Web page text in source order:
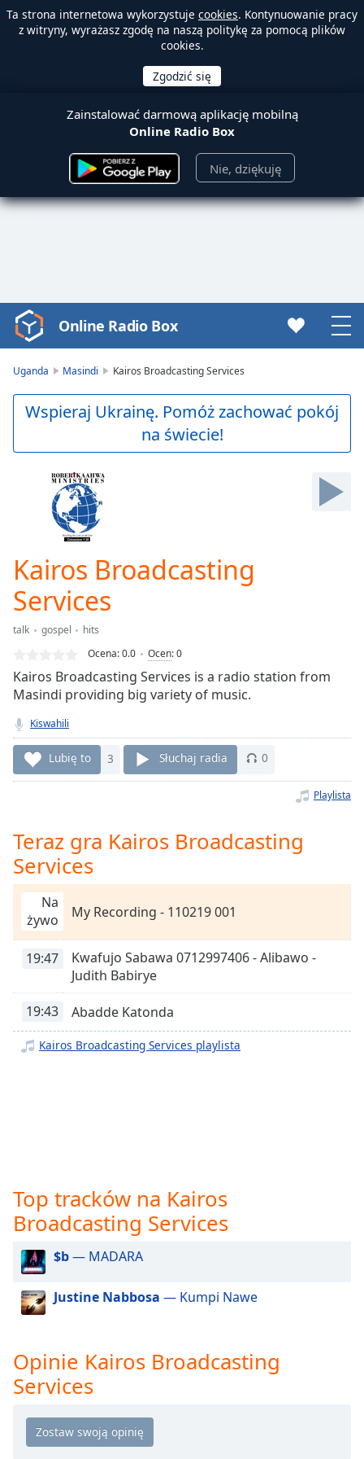
Ta strona internetowa wykorzystuje cookies. Kontynuowanie pracy
z witryny, wyrażasz zgodę na naszą politykę za pomocą plików
cookies.
Zainstalować darmową aplikację mobilną
Online Radio Box
Nie, dziękuję
Video
Player
Play
Video
Skip
Duration
-:-
Loaded :
0.00%
Stream
Seek to
live,
currently
behind
live LIVE
Remaining
Time-
Playback
Rate
Chapters
Descriptions
descriptions
off,
selected
Subtitles
off
selected
Audio
Track
Picture-
in-
Picture
This
window.
Online Radio Box
Uganda Masindi Kairos Broadcasting Services
Wspieraj Ukrainę. Pomóż zachować pokój
na świecie!
Kairos Broadcasting
Services
talk gospel
hits
Ocena:0.0 Ocen:0
Kairos Broadcasting Services is a radio station from
Masindi providing big variety of music.
Kiswahili
Lubię to 3 Słuchaj radia 0
Playlista
Teraz gra Kairos Broadcasting
Services
Na
żywo
My Recording - 110219 001
19:47
Kwafujo Sabawa 0712997406 - Alibawo -
Judith Babirye
19:43 Abadde Katonda
Kairos Broadcasting Services playlista
Top tracków na Kairos
Broadcasting Services
$b— MADARA
Justine Nabbosa — Kumpi Nawe
Opinie Kairos Broadcasting
Services